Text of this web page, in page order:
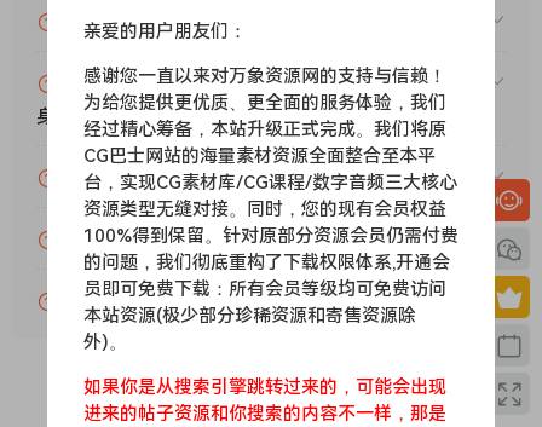
control
Mixer style interface with intuitive sliders, solo and mute
controls, and visual feedback
Dedicated EQ sections for each element, allowing tone
shaping within each component.
Optional M/S processing for stereo dialogue work
Multiple output routing in supported DAWs for dialogue,
noise, and reverb stems
Low latency performance suitable for responsive post
workflows
MORiA
VIP资源或免费资源能否做为商业用途？
赞助包月VIP（或包年VIP）后能升级包年（或终
身VIP）吗？
为什么付款了未开通VIP会员？
账号可以分享或者借给别人用吗？
VIP会员剩余时间查询？
0 0
亲爱的用户朋友们：
感谢您一直以来对万象资源网的支持与信赖！
为给您提供更优质、更全面的服务体验，我们
经过精心筹备，本站升级正式完成。我们将原
CG巴士网站的海量素材资源全面整合至本平
台，实现CG素材库/CG课程/数字音频三大核心
资源类型无缝对接。同时，您的现有会员权益
100%得到保留。针对原部分资源会员仍需付费
的问题，我们彻底重构了下载权限体系,开通会
员即可免费下载：所有会员等级均可免费访问
本站资源(极少部分珍稀资源和寄售资源除
外)。
如果你是从搜索引擎跳转过来的，可能会出现
进来的帖子资源和你搜索的内容不一样，那是